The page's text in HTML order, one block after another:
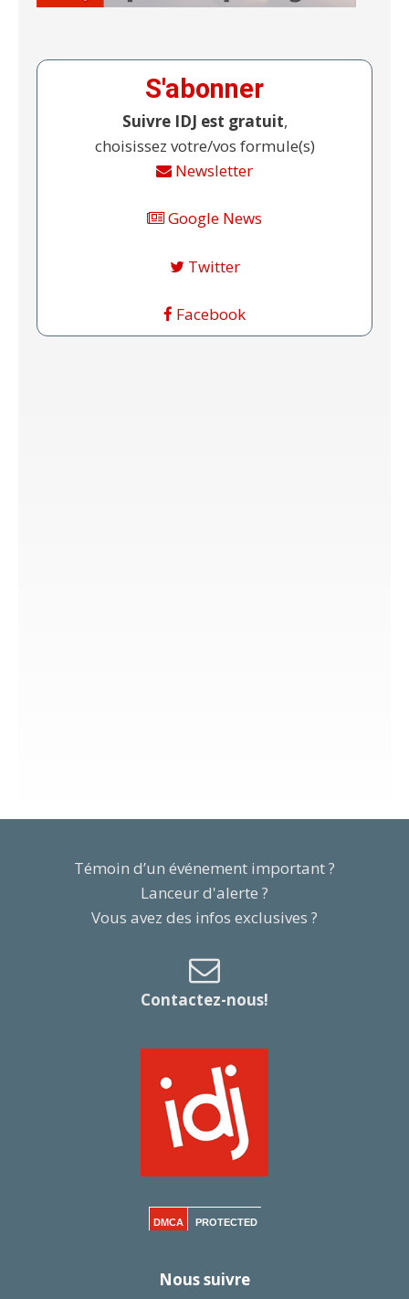
S'abonner
Suivre IDJ est gratuit,
choisissez votre/vos formule(s)
Newsletter
Google News
Twitter
Facebook
Témoin d’un événement important ?
Lanceur d'alerte ?
Vous avez des infos exclusives ?
Contactez-nous!
DMCA PROTECTED
Nous suivre